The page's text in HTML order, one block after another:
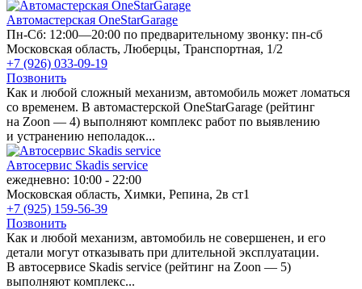
Автомастерская OneStarGarage
Пн-Сб: 12:00—20:00 по предварительному звонку: пн-сб
Московская область, Люберцы, Транспортная, 1/2
+7 (926) 033-09-19
Позвонить
Как и любой сложный механизм, автомобиль может ломаться
со временем. В автомастерской OneStarGarage (рейтинг
на Zoon — 4) выполняют комплекс работ по выявлению
и устранению неполадок...
Автосервис Skadis service
ежедневно: 10:00 - 22:00
Московская область, Химки, Репина, 2в ст1
+7 (925) 159-56-39
Позвонить
Как и любой механизм, автомобиль не совершенен, и его
детали могут отказывать при длительной эксплуатации.
В автосервисе Skadis service (рейтинг на Zoon — 5)
выполняют комплекс...